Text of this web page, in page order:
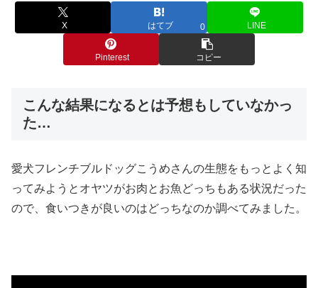
X はてブ 0 LINE
Pinterest コピー
こんな結果になるとは予想もしていなかっ
た…
愛犬フレンチブルドッグこうめさんの生態をもっとよく知
ってみようとオヤツがお肉とお魚どっちもある状況だった
ので、食いつきが良いのはどっちなのか調べてみました。